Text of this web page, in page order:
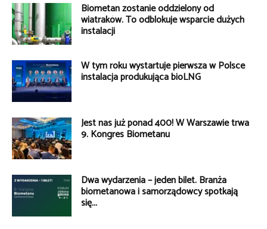
Biometan zostanie oddzielony od
wiatraków. To odblokuje wsparcie dużych
instalacji
W tym roku wystartuje pierwsza w Polsce
instalacja produkująca bioLNG
Jest nas już ponad 400! W Warszawie trwa
9. Kongres Biometanu
Dwa wydarzenia – jeden bilet. Branża
biometanowa i samorządowcy spotkają
się...